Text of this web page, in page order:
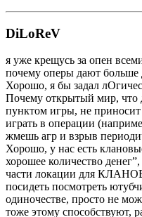
DiLoReV
я уже крещусь за опен
почему оперы дают больше
Хорошо, я бы задал
Почему открытый мир,
пунктом игры, не
играть в операции
жмешь агр и взрыв
Хорошо, у нас есть
хорошее количество
части локации для
посидеть посмотреть
одиночестве, просто не
тоже этому способствуют,